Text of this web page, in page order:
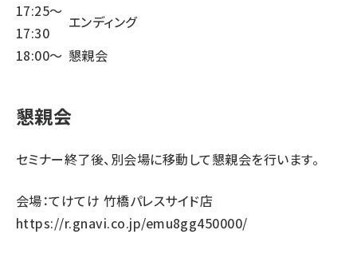
17:25〜
17:30
エンディング
18:00〜 懇親会
懇親会
セミナー終了後、別会場に移動して懇親会を行います。
会場：てけてけ 竹橋パレスサイド店
https://r.gnavi.co.jp/emu8gg450000/